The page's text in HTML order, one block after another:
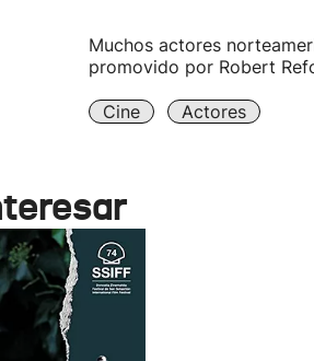
Muchos actores
promovido por Robert
Cine Actores